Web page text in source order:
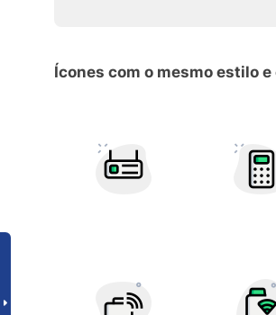
Ícones com o mesmo estilo